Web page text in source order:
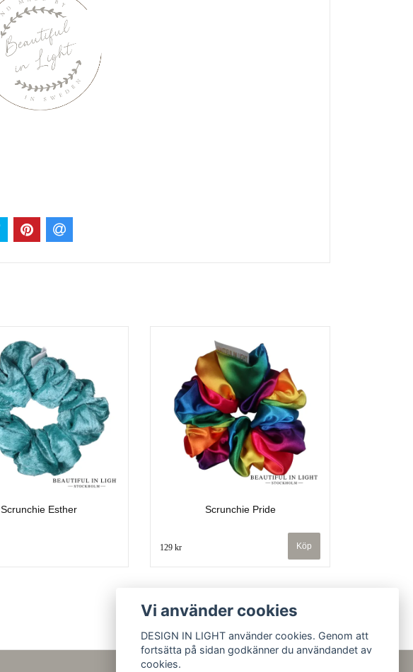
Scrunchie Esther Scrunchie Pride
129 kr
Vi använder cookies
DESIGN IN LIGHT använder cookies. Genom att
fortsätta på sidan godkänner du användandet av
cookies.